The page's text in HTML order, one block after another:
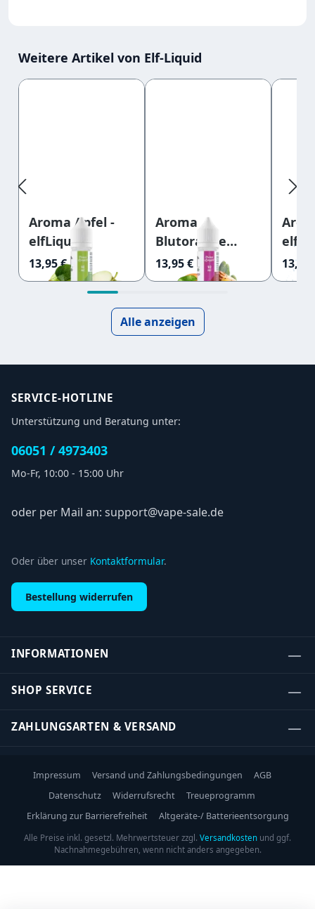
Weitere Artikel von Elf-Liquid
Produktgalerie überspringen
Aroma Apfel -
elfLiquid
13,95 €
Aroma
Blutorange
Kaktus -
elfLiquid
13,95 € 13,95
Alle anzeigen
SERVICE-HOTLINE
Unterstützung und Beratung unter:
06051 / 4973403
Mo-Fr, 10:00 - 15:00 Uhr
oder per Mail an: support@vape-sale.de
Oder über unser Kontaktformular.
Bestellung widerrufen
INFORMATIONEN
SHOP SERVICE
ZAHLUNGSARTEN & VERSAND
Impressum Versand und Zahlungsbedingungen
AGB
Datenschutz
Widerrufsrecht
Treueprogramm
Erklärung zur Barrierefreiheit
Altgeräte-/ Batterieentsorgung
Alle Preise inkl. gesetzl. Mehrwertsteuer zzgl. Versandkosten und ggf.
Nachnahmegebühren, wenn nicht anders angegeben.